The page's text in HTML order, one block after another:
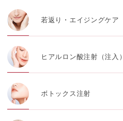
若返り・エイジングケア
ヒアルロン酸注射（注入）
ボトックス注射